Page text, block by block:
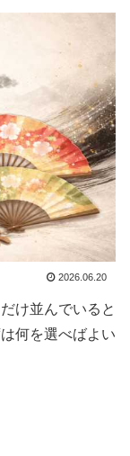
2026.06.20
け並んでいると
何を選べばよい